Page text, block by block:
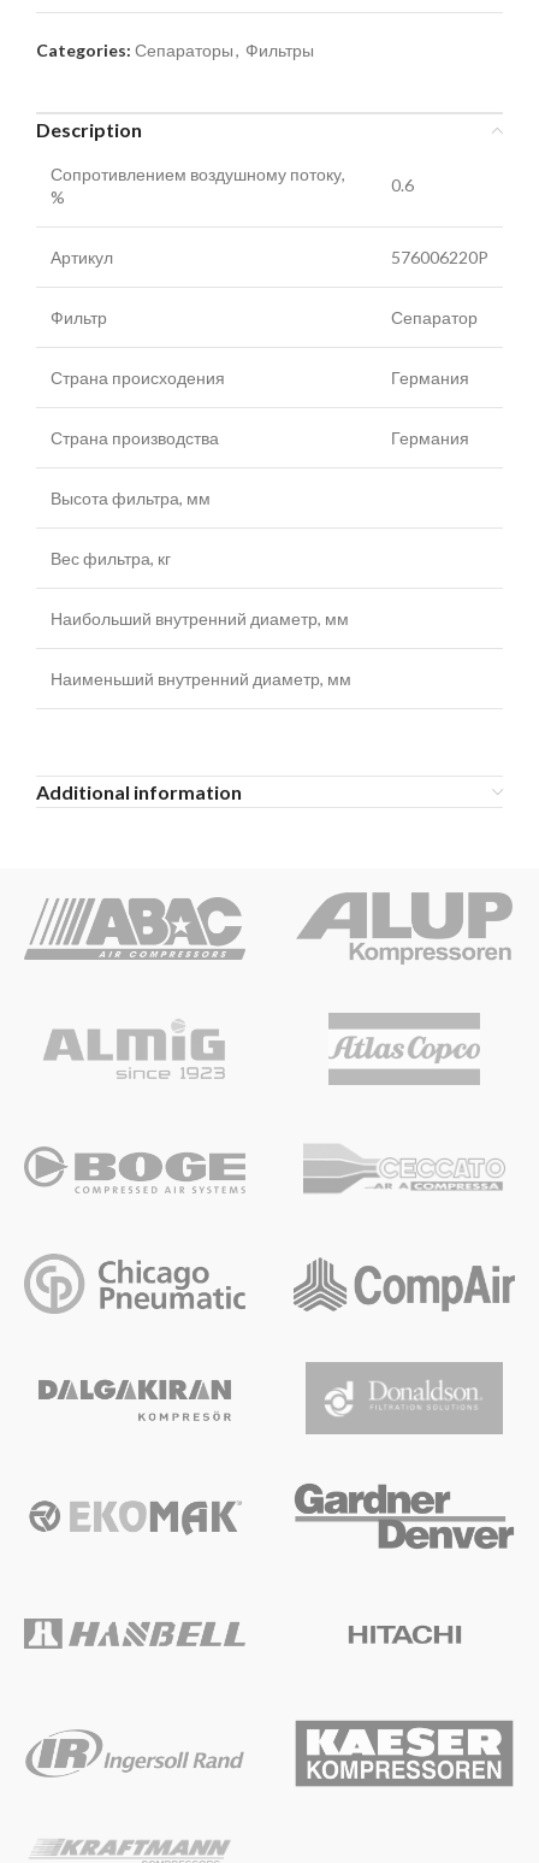
Categories: Сепараторы, Фильтры
Description
Сопротивлением воздушному потоку,
%
0.6
Артикул 576006220P
Фильтр Сепаратор
Страна происходения Германия
Страна производства Германия
Высота фильтра, мм
Вес фильтра, кг
Наибольший внутренний диаметр, мм
Наименьший внутренний диаметр, мм
Additional information